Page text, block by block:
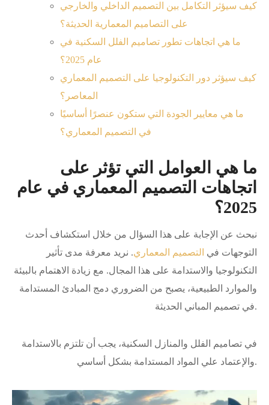
كيف سيؤثر التكامل بين التصميم الداخلي والخارجي
على التصاميم المعمارية الحديثة؟
ما هي اتجاهات تطور تصاميم الفلل السكنية في
عام 2025؟
كيف سيؤثر دور التكنولوجيا على التصميم المعماري
المعاصر؟
ما هي معايير الجودة التي ستكون عنصرًا أساسيًا
في التصميم المعماري؟
ما هي العوامل التي تؤثر على
اتجاهات التصميم المعماري في عام
2025؟
نبحث عن الإجابة على هذا السؤال من خلال استكشاف أحدث
التوجهات في التصميم المعماري. نريد معرفة مدى تأثير
التكنولوجيا والاستدامة على هذا المجال. مع زيادة الاهتمام بالبيئة
والموارد الطبيعية، يصبح من الضروري دمج المبادئ المستدامة
في تصميم المباني الحديثة.
في تصاميم الفلل والمنازل السكنية، يجب أن تلتزم بالاستدامة
والإعتماد علي المواد المستدامة بشكل أساسي.